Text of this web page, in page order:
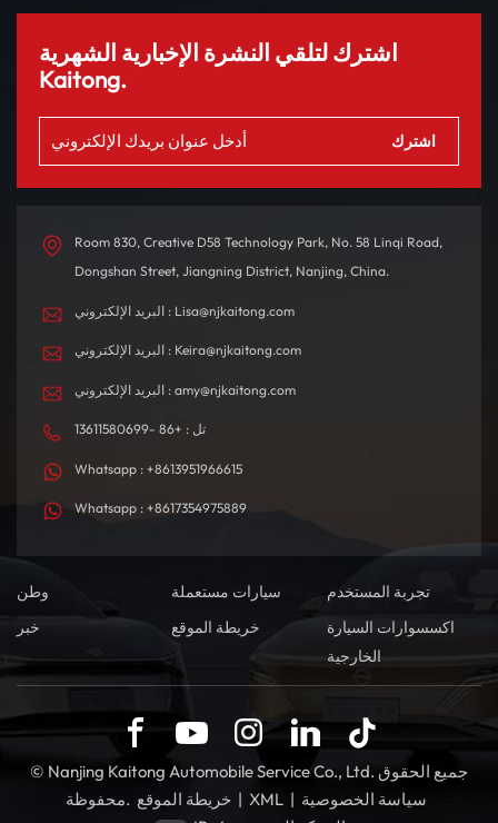
اشترك لتلقي النشرة الإخبارية الشهرية
Kaitong.
Room 830, Creative D58 Technology Park, No. 58 Linqi Road,
Dongshan Street, Jiangning District, Nanjing, China.
البريد الإلكتروني : Lisa@njkaitong.com
البريد الإلكتروني : Keira@njkaitong.com
البريد الإلكتروني : amy@njkaitong.com
تل : +86 -13611580699
Whatsapp : +8613951966615
Whatsapp : +8617354975889
وطن سيارات مستعملة
تجربة المستخدم
خبر
خريطة الموقع
اكسسوارات السيارة
الخارجية
© Nanjing Kaitong Automobile Service Co., Ltd. جميع الحقوق
محفوظة. خريطة الموقع | XML | سياسة الخصوصية